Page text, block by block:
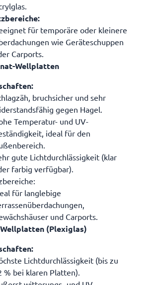
:
für temporäre oder kleinere
wie Geräteschuppen
Carports.
Wellplatten
:
bruchsicher und sehr
gegen Hagel.
Temperatur- und UV-
ideal für den
gute Lichtdurchlässigkeit (klar
farbig verfügbar).
:
für langlebige
und Carports.
(Plexiglas)
:
Lichtdurchlässigkeit (bis zu
% bei klaren Platten).